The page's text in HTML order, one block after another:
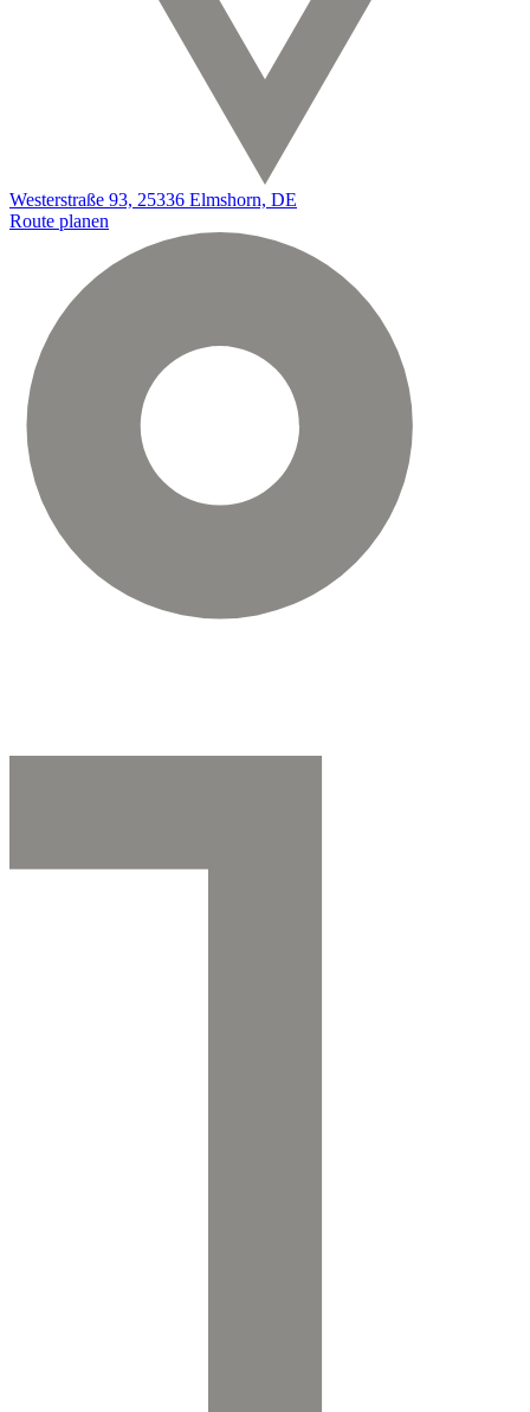
Westerstraße 93, 25336 Elmshorn, DE
Route planen